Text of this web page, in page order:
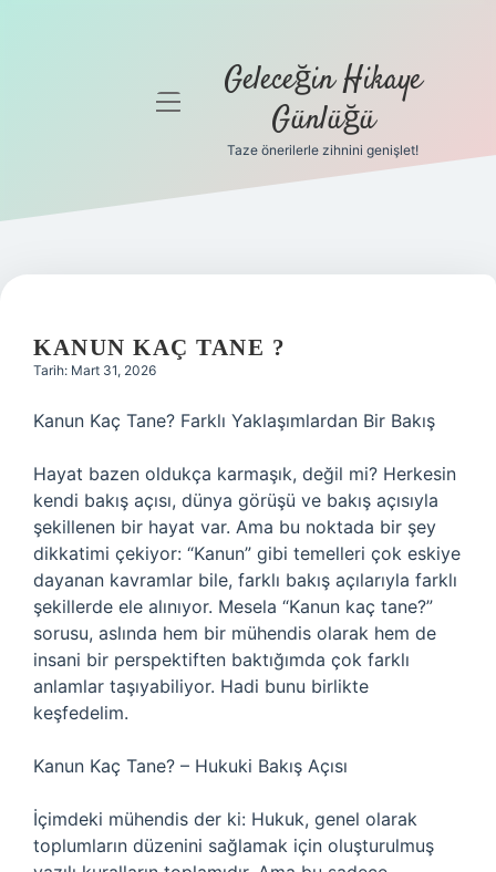
Gizlilik
Hakkımızda
menüyü Geleceğin Hikaye
Günlüğü
Taze önerilerle zihnini genişlet!
KANUN KAÇ TANE ?
Tarih: Mart 31, 2026
Kanun Kaç Tane? Farklı Yaklaşımlardan Bir Bakış
Hayat bazen oldukça karmaşık, değil mi? Herkesin
kendi bakış açısı, dünya görüşü ve bakış açısıyla
şekillenen bir hayat var. Ama bu noktada bir şey
dikkatimi çekiyor: “Kanun” gibi temelleri çok eskiye
dayanan kavramlar bile, farklı bakış açılarıyla farklı
şekillerde ele alınıyor. Mesela “Kanun kaç tane?”
sorusu, aslında hem bir mühendis olarak hem de
insani bir perspektiften baktığımda çok farklı
anlamlar taşıyabiliyor. Hadi bunu birlikte
keşfedelim.
Kanun Kaç Tane? – Hukuki Bakış Açısı
İçimdeki mühendis der ki: Hukuk, genel olarak
toplumların düzenini sağlamak için oluşturulmuş